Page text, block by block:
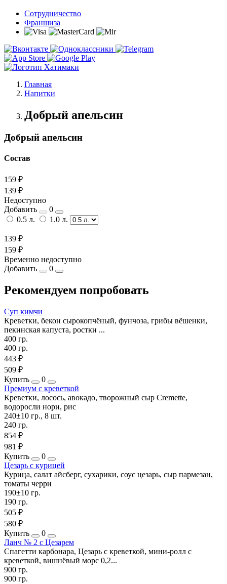
Сотрудничество
Франшиза
Главная
Напитки
Добрый апельсин
Добрый апельсин
Состав
159 ₽
139 ₽
Недоступно
Добавить
0
0.5 л.
1.0 л.
139 ₽
159 ₽
Временно недоступно
Добавить
0
Рекомендуем попробовать
Суп кимчи
Креветки, бекон сырокопчёный, фунчоза, грибы вёшенки,
пекинская капуста, ростки ...
400 гр.
400 гр.
443 ₽
509 ₽
Купить
0
Премиум с креветкой
Креветки, лосось, авокадо, творожный сыр Cremette,
водоросли нори, рис
240±10 гр., 8 шт.
240 гр.
854 ₽
981 ₽
Купить
0
Цезарь с курицей
Курица, салат айсберг, сухарики, соус цезарь, сыр пармезан,
томаты черри
190±10 гр.
190 гр.
505 ₽
580 ₽
Купить
0
Ланч № 2 с Цезарем
Спагетти карбонара, Цезарь с креветкой, мини-ролл с
креветкой, вишнёвый морс 0,2...
900 гр.
900 гр.